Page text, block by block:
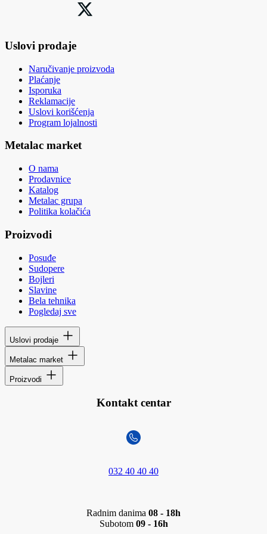
Uslovi prodaje
Naručivanje proizvoda
Plaćanje
Isporuka
Reklamacije
Uslovi korišćenja
Program lojalnosti
Metalac market
O nama
Prodavnice
Katalog
Metalac grupa
Politika kolačića
Proizvodi
Posuđe
Sudopere
Bojleri
Slavine
Bela tehnika
Pogledaj sve
Uslovi prodaje
Metalac market
Proizvodi
Kontakt centar
032 40 40 40
Radnim danima 08 - 18h
Subotom 09 - 16h